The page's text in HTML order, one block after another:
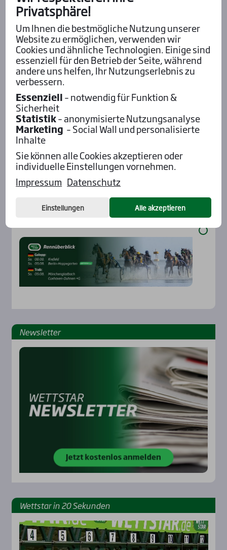
Aktu­el­les
News­let­ter
Wett­star in 20 Sekun­den
Privatsphäre!
Um Ihnen die bestmögliche Nutzung unserer
Website zu ermöglichen, verwenden wir
Cookies und ähnliche Technologien. Einige sind
essenziell für den Betrieb der Seite, während
andere uns helfen, Ihr Nutzungserlebnis zu
verbessern.
Essenziell– notwendig für Funktion &
Sicherheit
Statistik– anonymisierte Nutzungsanalyse
Marketing – Social Wall und personalisierte
Inhalte
Sie können alle Cookies akzeptieren oder
individuelle Einstellungen vornehmen.
Impressum Datenschutz
Einstellungen Alle akzeptieren